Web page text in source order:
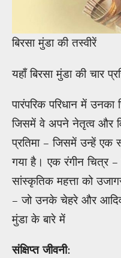
बिरसा मुंडा की तस्वीरें
यहाँ बिरसा मुंडा की चार
पारंपरिक परिधान में
जिसमें वे अपने नेतृत्व और
प्रतिमा – जिसमें उन्हें एक
गया है। एक रंगीन चित्र
सांस्कृतिक महत्ता को
– जो उनके चेहरे और
मुंडा के बारे में
संक्षिप्त जीवनी: